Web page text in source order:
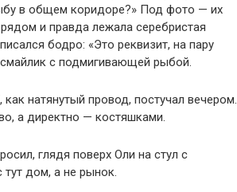
в общем коридоре?» Под фото — их
и правда лежала серебристая
бодро: «Это реквизит, на пару
с подмигивающей рыбой.
натянутый провод, постучал вечером.
а директно — костяшками.
глядя поверх Оли на стул с
дом, а не рынок.